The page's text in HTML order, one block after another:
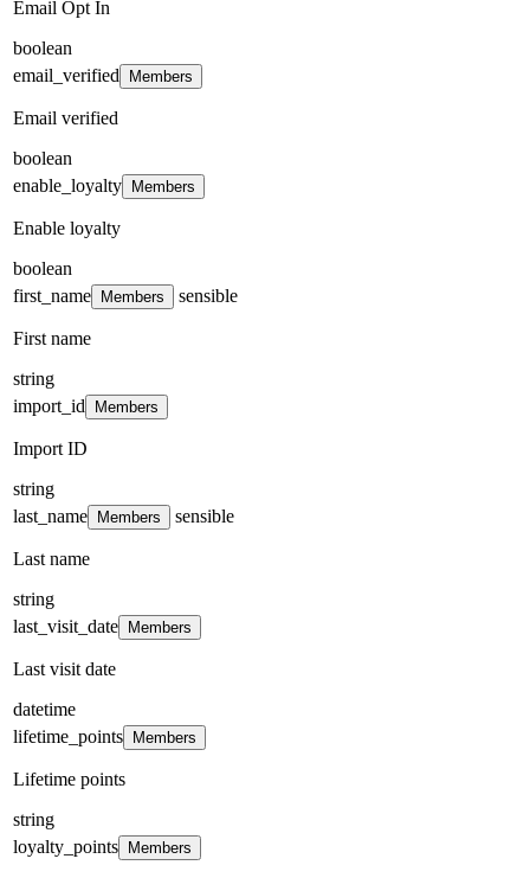
Email Opt In
boolean
email_verified
Members
Email verified
boolean
enable_loyalty
Members
Enable loyalty
boolean
first_name
Members sensible
First name
string
import_id
Members
Import ID
string
last_name
Members sensible
Last name
string
last_visit_date
Members
Last visit date
datetime
lifetime_points
Members
Lifetime points
string
loyalty_points
Members